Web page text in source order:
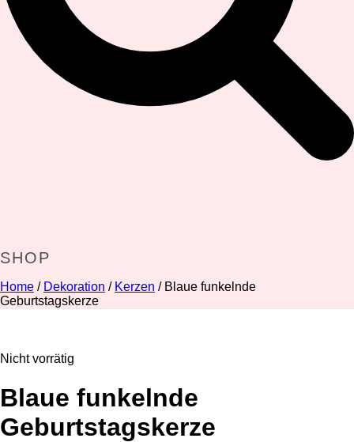
SHOP
Home / Dekoration / Kerzen / Blaue funkelnde
Geburtstagskerze
Nicht vorrätig
Blaue funkelnde
Geburtstagskerze